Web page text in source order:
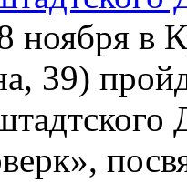
ноября в
39)